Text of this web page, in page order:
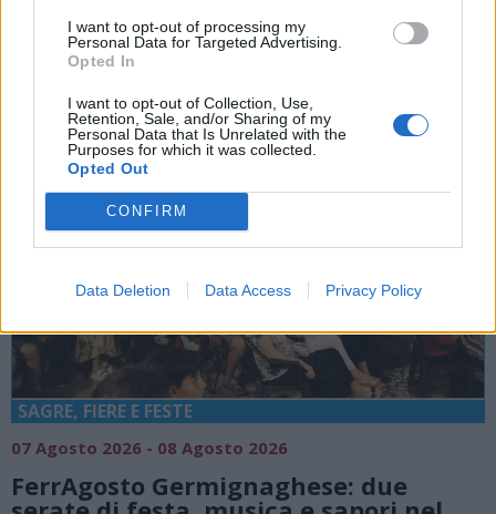
I want to opt-out of processing my
Personal Data for Targeted Advertising.
Opted In
I want to opt-out of Collection, Use,
Retention, Sale, and/or Sharing of my
Personal Data that Is Unrelated with the
Purposes for which it was collected.
Opted Out
CONFIRM
Data Deletion Data Access Privacy Policy
Area Feste
SAGRE, FIERE E FESTE
07 Agosto 2026 - 08 Agosto 2026
FerrAgosto Germignaghese: due